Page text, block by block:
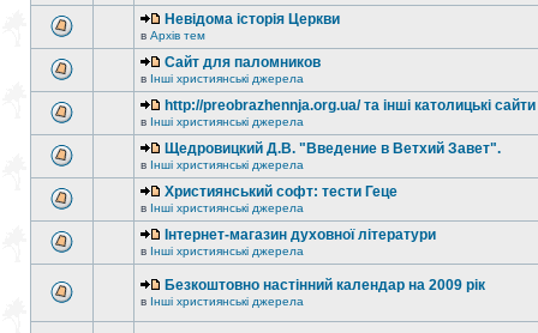
Невідома історія Церкви
в Архів тем
Сайт для паломников
в Інші християнські джерела
http://preobrazhennja.org.ua/ та інші католицькі сайти
в Інші християнські джерела
Щедровицкий Д.В. "Введение в Ветхий Завет".
в Інші християнські джерела
Християнський софт: тести Геце
в Інші християнські джерела
Інтернет-магазин духовної літератури
в Інші християнські джерела
Безкоштовно настінний календар на 2009 рік
в Інші християнські джерела